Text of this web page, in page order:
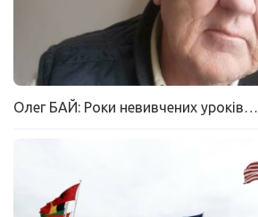
Олег БАЙ: Роки невивчених уроків…